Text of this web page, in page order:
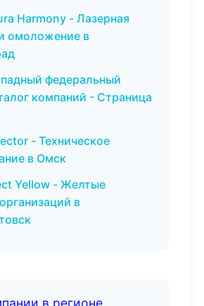
Harmony - Лазерная
омоложение в
федеральный
компаний - Страница
- Техническое
в Омск
Yellow - Желтые
в
в регионе